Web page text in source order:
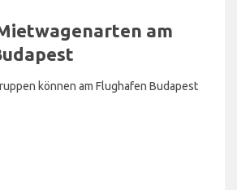
am
können am Flughafen Budapest